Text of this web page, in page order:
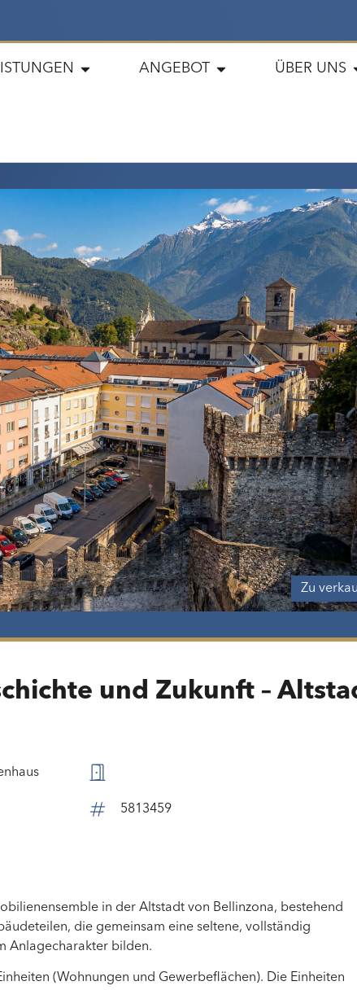
ANGEBOT ÜBER UNS
Zu
und Zukunft –
5813459
in der Altstadt von Bellinzona, bestehend
die gemeinsam eine seltene, vollständig
Anlagecharakter bilden.
(Wohnungen und Gewerbeflächen). Die Einheiten